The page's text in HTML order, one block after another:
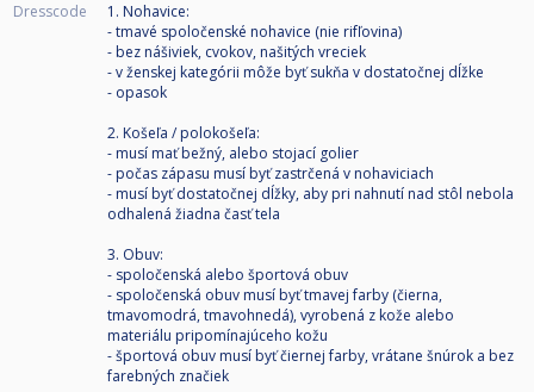
Dresscode
1. Nohavice:
- tmavé spoločenské nohavice (nie rifľovina)
- bez nášiviek, cvokov, našitých vreciek
- v ženskej kategórii môže byť sukňa v dostatočnej dĺžke
- opasok
2. Košeľa / polokošeľa:
- musí mať bežný, alebo stojací golier
- počas zápasu musí byť zastrčená v nohaviciach
- musí byť dostatočnej dĺžky, aby pri nahnutí nad stôl nebola
odhalená žiadna časť tela
3. Obuv:
- spoločenská alebo športová obuv
- spoločenská obuv musí byť tmavej farby (čierna,
tmavomodrá, tmavohnedá), vyrobená z kože alebo
materiálu pripomínajúceho kožu
- športová obuv musí byť čiernej farby, vrátane šnúrok a bez
farebných značiek